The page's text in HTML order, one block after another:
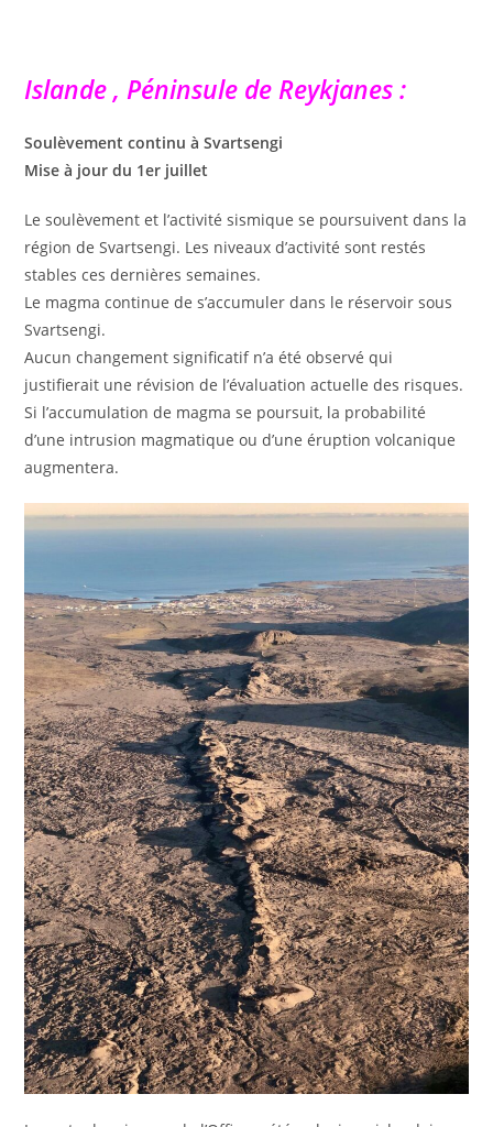
Islande , Péninsule de Reykjanes :
Soulèvement continu à Svartsengi
Mise à jour du 1er juillet
Le soulèvement et l’activité sismique se poursuivent dans la
région de Svartsengi. Les niveaux d’activité sont restés
stables ces dernières semaines.
Le magma continue de s’accumuler dans le réservoir sous
Svartsengi.
Aucun changement significatif n’a été observé qui
justifierait une révision de l’évaluation actuelle des risques.
Si l’accumulation de magma se poursuit, la probabilité
d’une intrusion magmatique ou d’une éruption volcanique
augmentera.